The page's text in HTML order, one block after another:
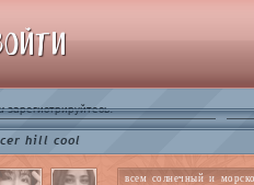
всем солнечный и
зарегистрируйтесь.